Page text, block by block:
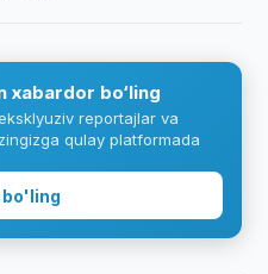
xabardor bo‘ling
reportajlar va
qulay platformada
bo'ling